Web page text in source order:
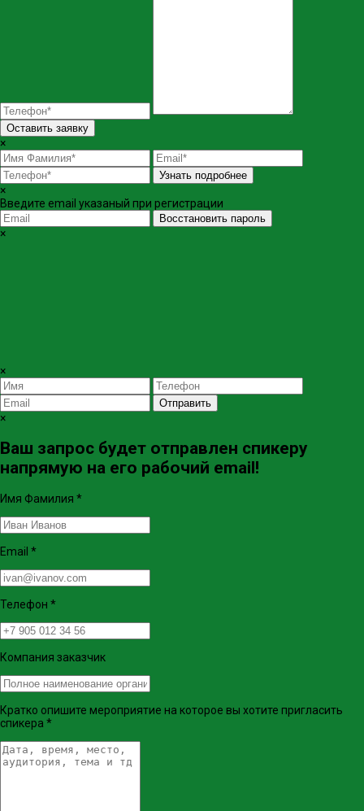
Оставить заявку
×
Узнать подробнее
×
Введите email указаный при регистрации
Восстановить пароль
×
×
Отправить
×
Ваш запрос будет отправлен спикеру
напрямую на его рабочий email!
Имя Фамилия *
Email *
Телефон *
Компания заказчик
Кратко опишите мероприятие на которое вы хотите пригласить
спикера *